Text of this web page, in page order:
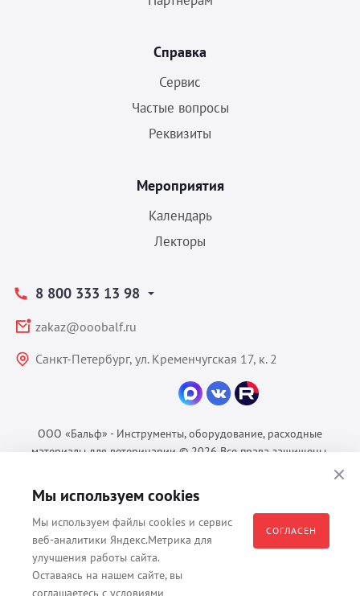
Справка
Сервис
Частые вопросы
Реквизиты
Мероприятия
Календарь
Лекторы
8 800 333 13 98
zakaz@ooobalf.ru
Санкт-Петербург, ул. Кременчугская 17, к. 2
ООО «Бальф» - Инструменты, оборудование, расходные
материалы для ветеринарии © 2026 Все права защищены.
Согласие на обработку ПДн
Пользовательское соглашение
Все материалы, содержащиеся на данном веб-сайте, в том числе -
Мы используем cookies
Мы используем файлы cookies и сервис
веб-аналитики Яндекс.Метрика для
улучшения работы сайта.
Оставаясь на нашем сайте, вы
соглашаетесь с условиями
СОГЛАСЕН